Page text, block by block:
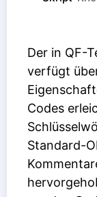
Der in QF-
verfügt
Codes
Standard-